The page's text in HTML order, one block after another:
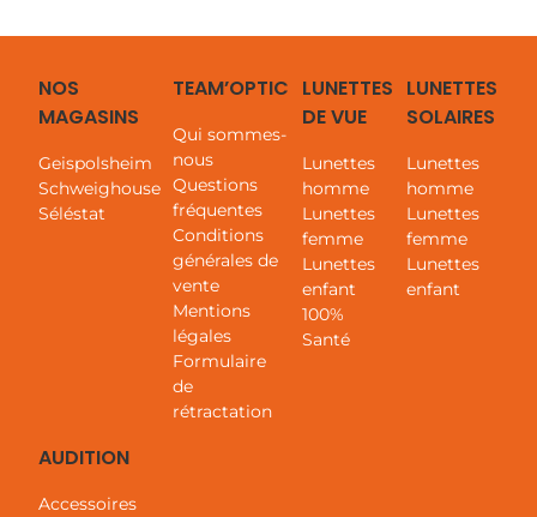
NOS
MAGASINS
Geispolsheim
Schweighouse
Séléstat
TEAM’OPTIC
Qui sommes-
nous
Questions
fréquentes
Conditions
générales de
vente
Mentions
légales
Formulaire
de
rétractation
LUNETTES
DE VUE
Lunettes
homme
Lunettes
femme
Lunettes
enfant
100%
Santé
LUNETTES
SOLAIRES
Lunettes
homme
Lunettes
femme
Lunettes
enfant
AUDITION
Accessoires